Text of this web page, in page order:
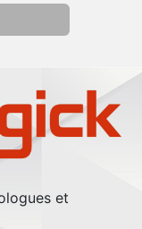
et